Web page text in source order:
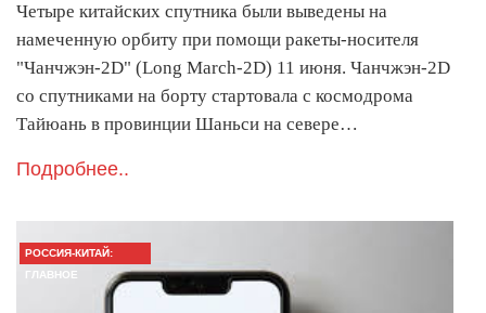
Четыре китайских спутника были выведены на
намеченную орбиту при помощи ракеты-носителя
"Чанчжэн-2D" (Long March-2D) 11 июня. Чанчжэн-2D
со спутниками на борту стартовала с космодрома
Тайюань в провинции Шаньси на севере…
Подробнее..
РОССИЯ-КИТАЙ:
ГЛАВНОЕ